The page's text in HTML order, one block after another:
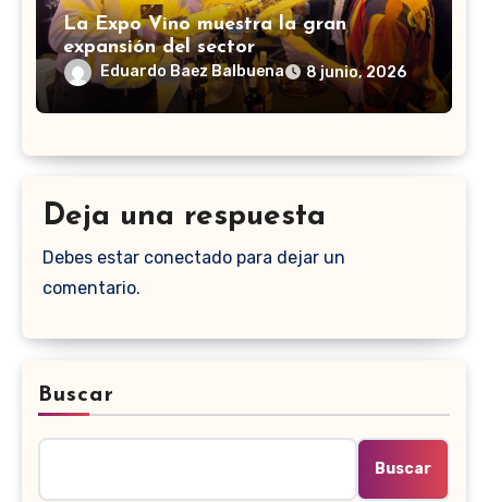
La Expo Vino muestra la gran
expansión del sector
Eduardo Baez Balbuena 8 junio, 2026
Deja una respuesta
Debes estar conectado para dejar un
comentario.
Buscar
Buscar